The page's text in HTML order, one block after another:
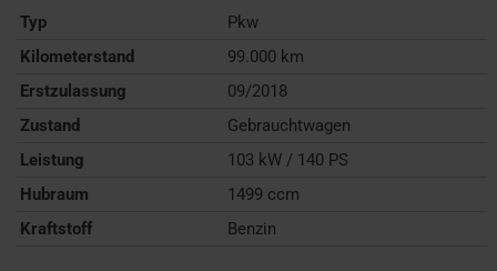
Typ
Pkw
Kilometerstand
99.000 km
Erstzulassung
09/2018
Zustand
Gebrauchtwagen
Leistung
103 kW / 140 PS
Hubraum
1499 ccm
Kraftstoff
Benzin